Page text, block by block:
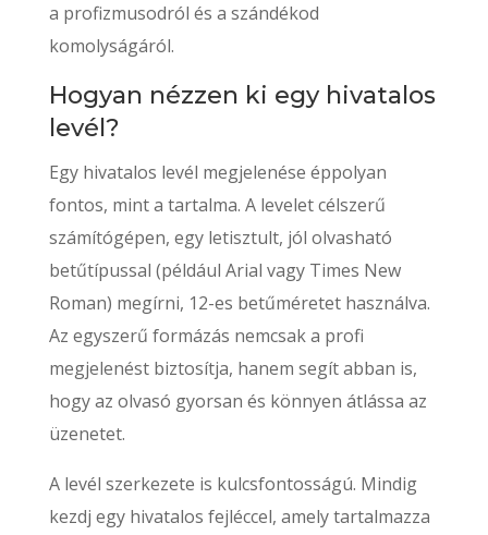
a profizmusodról és a szándékod
komolyságáról.
Hogyan nézzen ki egy hivatalos
levél?
Egy hivatalos levél megjelenése éppolyan
fontos, mint a tartalma. A levelet célszerű
számítógépen, egy letisztult, jól olvasható
betűtípussal (például Arial vagy Times New
Roman) megírni, 12-es betűméretet használva.
Az egyszerű formázás nemcsak a profi
megjelenést biztosítja, hanem segít abban is,
hogy az olvasó gyorsan és könnyen átlássa az
üzenetet.
A levél szerkezete is kulcsfontosságú. Mindig
kezdj egy hivatalos fejléccel, amely tartalmazza